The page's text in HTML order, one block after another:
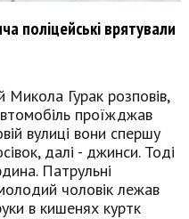
поліцейські врятували
Микола Гурак розповів,
проїжджав
вулиці вони спершу
далі - джинси. Тоді
Патрульні
чоловік лежав
в кишенях куртк